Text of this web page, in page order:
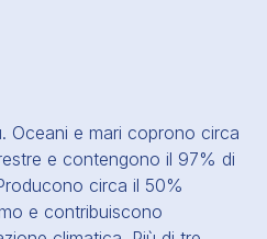
Oceani e mari coprono circa
e contengono il 97% di
circa il 50%
e contribuiscono